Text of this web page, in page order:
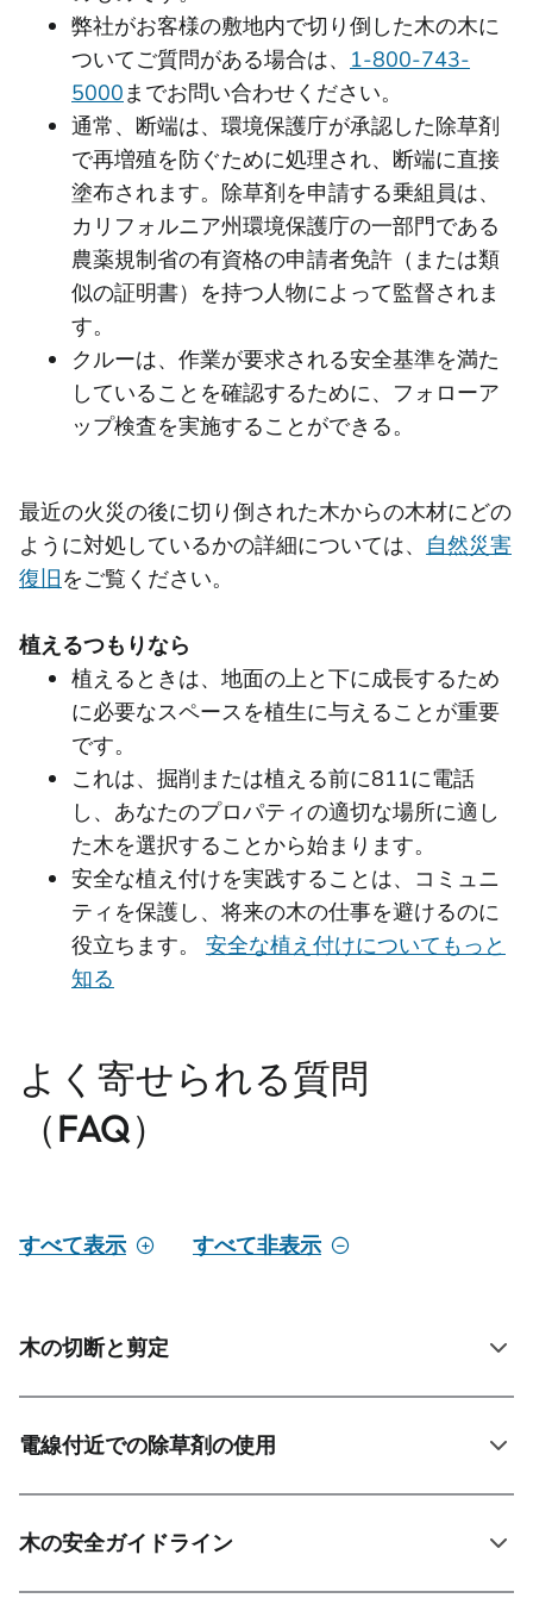
弊社がお客様の敷地内で切り倒した木の木に
ついてご質問がある場合は、 1-800-743-
5000までお問い合わせください。
通常、断端は、環境保護庁が承認した除草剤
で再増殖を防ぐために処理され、断端に直接
塗布されます。除草剤を申請する乗組員は、
カリフォルニア州環境保護庁の一部門である
農薬規制省の有資格の申請者免許（または類
似の証明書）を持つ人物によって監督されま
す。
クルーは、作業が要求される安全基準を満た
していることを確認するために、フォローア
ップ検査を実施することができる。
最近の火災の後に切り倒された木からの木材にどの
ように対処しているかの詳細については、 自然災害
復旧をご覧ください。
植えるつもりなら
植えるときは、地面の上と下に成長するため
に必要なスペースを植生に与えることが重要
です。
これは、掘削または植える前に811に電話
し、あなたのプロパティの適切な場所に適し
た木を選択することから始まります。
安全な植え付けを実践することは、コミュニ
ティを保護し、将来の木の仕事を避けるのに
役立ちます。 安全な植え付けについてもっと
知る
よく寄せられる質問
（FAQ）
すべて表示 すべて非表示
木の切断と剪定
電線付近での除草剤の使用
木の安全ガイドライン